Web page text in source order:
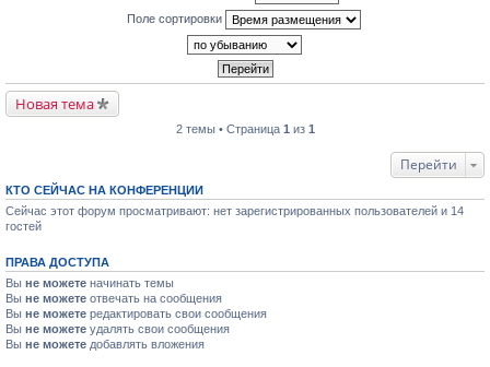
Поле сортировки
Новая тема
2 темы • Страница 1 из 1
Перейти
КТО СЕЙЧАС НА КОНФЕРЕНЦИИ
Сейчас этот форум просматривают: нет зарегистрированных пользователей и 14
гостей
ПРАВА ДОСТУПА
Вы не можете начинать темы
Вы не можете отвечать на сообщения
Вы не можете редактировать свои сообщения
Вы не можете удалять свои сообщения
Вы не можете добавлять вложения